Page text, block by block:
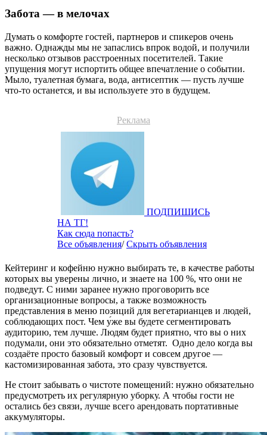
Забота — в мелочах
Думать о комфорте гостей, партнеров и спикеров очень
важно. Однажды мы не запаслись впрок водой, и получили
несколько отзывов расстроенных посетителей. Такие
упущения могут испортить общее впечатление о событии.
Мыло, туалетная бумага, вода, антисептик — пусть лучше
что-то останется, и вы используете это в будущем.
Реклама
ПОДПИШИСЬ
НА ТГ!
Как сюда попасть?
Все объявления/Скрыть объявления
Кейтеринг и кофейню нужно выбирать те, в качестве работы
которых вы уверены лично, и знаете на 100 %, что они не
подведут. С ними заранее нужно проговорить все
организационные вопросы, а также возможность
представления в меню позиций для вегетарианцев и людей,
соблюдающих пост. Чем у́же вы будете сегментировать
аудиторию, тем лучше. Людям будет приятно, что вы о них
подумали, они это обязательно отметят. Одно дело когда вы
создаёте просто базовый комфорт и совсем другое —
кастомизированная забота, это сразу чувствуется.
Не стоит забывать о чистоте помещений: нужно обязательно
предусмотреть их регулярную уборку. А чтобы гости не
остались без связи, лучше всего арендовать портативные
аккумуляторы.